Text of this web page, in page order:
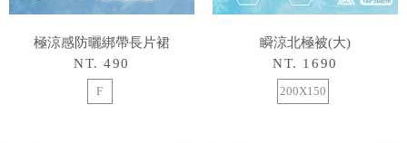
極涼感防曬綁帶長片裙
NT. 490
F
瞬涼北極被(大)
NT. 1690
200X150